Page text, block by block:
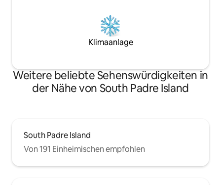
Klimaanlage
Weitere beliebte Sehenswürdigkeiten in
der Nähe von South Padre Island
South Padre Island
Von 191 Einheimischen empfohlen